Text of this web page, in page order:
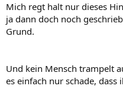
Mich regt halt nur dieses
ja dann doch noch
Grund.
Und kein Mensch trampelt
es einfach nur schade,